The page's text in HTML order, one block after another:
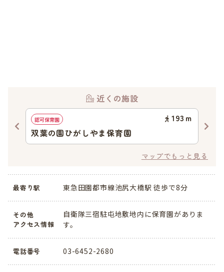
近くの施設
認可保育園 193 ｍ
双葉の園ひがしやま保育園
マップでもっと見る
最寄り駅 東急田園都市線池尻大橋駅 徒歩で8分
その他
アクセス情報
自衛隊三宿駐屯地敷地内に保育園がありま
す。
電話番号 03-6452-2680